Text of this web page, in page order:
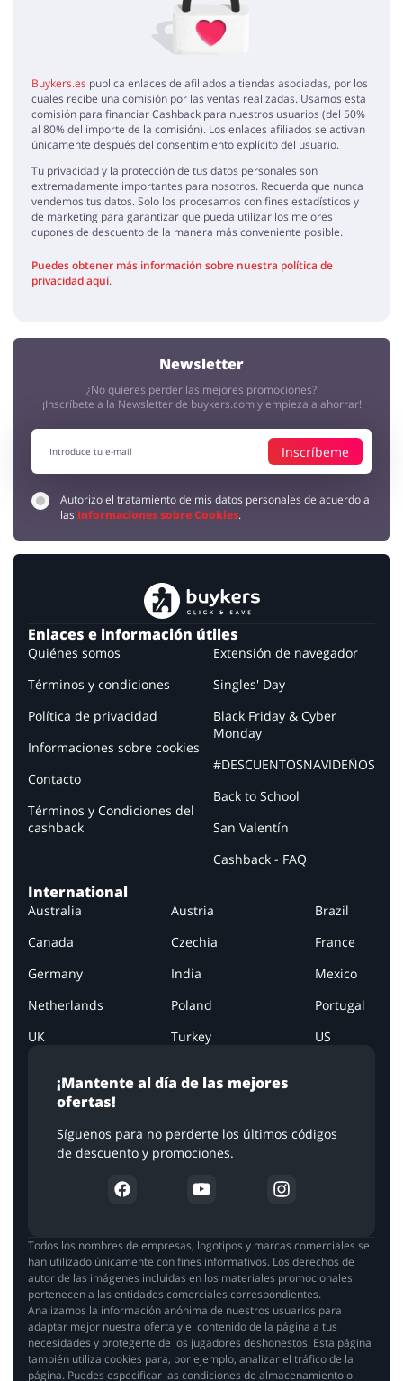
Buykers.es publica enlaces de afiliados a tiendas asociadas, por los
cuales recibe una comisión por las ventas realizadas. Usamos esta
comisión para financiar Cashback para nuestros usuarios (del 50%
al 80% del importe de la comisión). Los enlaces afiliados se activan
únicamente después del consentimiento explícito del usuario.
Tu privacidad y la protección de tus datos personales son
extremadamente importantes para nosotros. Recuerda que nunca
vendemos tus datos. Solo los procesamos con fines estadísticos y
de marketing para garantizar que pueda utilizar los mejores
cupones de descuento de la manera más conveniente posible.
Puedes obtener más información sobre nuestra política de
privacidad aquí.
Newsletter
¿No quieres perder las mejores promociones?
¡Inscríbete a la Newsletter de buykers.com y empieza a ahorrar!
Inscríbeme
Autorizo el tratamiento de mis datos personales de acuerdo a
las Informaciones sobre Cookies.
¡Mantente al día de las mejores
ofertas!
Síguenos para no perderte los últimos códigos
de descuento y promociones.
Enlaces e información útiles
Quiénes somos
Términos y condiciones
Política de privacidad
Informaciones sobre cookies
Contacto
Términos y Condiciones del
cashback
Extensión de navegador
Singles' Day
Black Friday & Cyber
Monday
#DESCUENTOSNAVIDEÑOS
Back to School
San Valentín
Cashback - FAQ
International
Australia Austria
Brazil
Canada
Czechia
France
Germany
India
Mexico
Netherlands
Poland
Portugal
UK
Turkey US
Todos los nombres de empresas, logotipos y marcas comerciales se
han utilizado únicamente con fines informativos. Los derechos de
autor de las imágenes incluidas en los materiales promocionales
pertenecen a las entidades comerciales correspondientes.
Analizamos la información anónima de nuestros usuarios para
adaptar mejor nuestra oferta y el contenido de la página a tus
necesidades y protegerte de los jugadores deshonestos. Esta página
también utiliza cookies para, por ejemplo, analizar el tráfico de la
página. Puedes especificar las condiciones de almacenamiento o